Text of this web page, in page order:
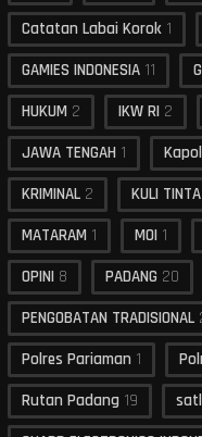
Catatan Labai Korok 1
GAMIES INDONESIA 11
HUKUM 2 IKW RI 2
JAWA TENGAH 1
KRIMINAL 2 KULI TINTA
MATARAM 1 MOI 1
OPINI 8 PADANG 20
PENGOBATAN TRADISIONAL
Polres Pariaman 1
Rutan Padang 19